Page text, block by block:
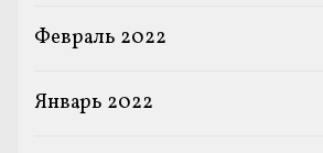
Февраль 2022
Январь 2022